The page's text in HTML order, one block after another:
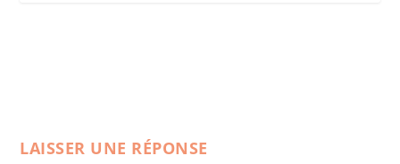
LAISSER UNE RÉPONSE